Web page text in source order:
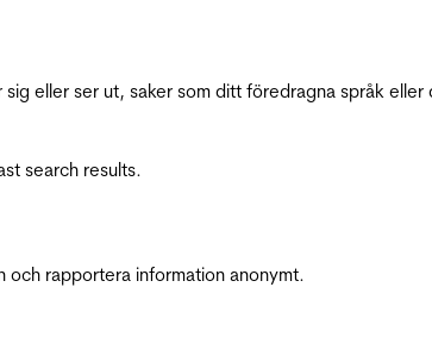
eller ser ut, saker som ditt föredragna språk
search results.
rapportera information anonymt.